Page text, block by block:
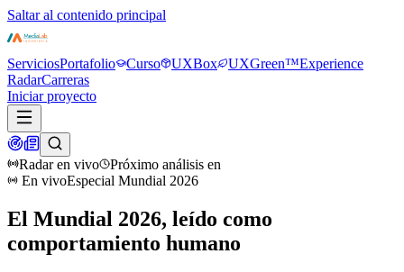
Saltar al contenido principal
ServiciosPortafolio Curso UXBox UXGreen™Experience
RadarCarreras
Iniciar proyecto
Radar en vivo
Próximo análisis en
En vivoEspecial Mundial 2026
El Mundial 2026, leído como
comportamiento humano